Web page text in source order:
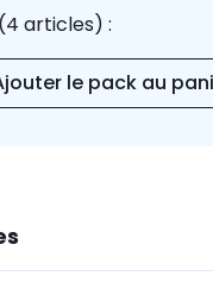
articles) :
le pack au